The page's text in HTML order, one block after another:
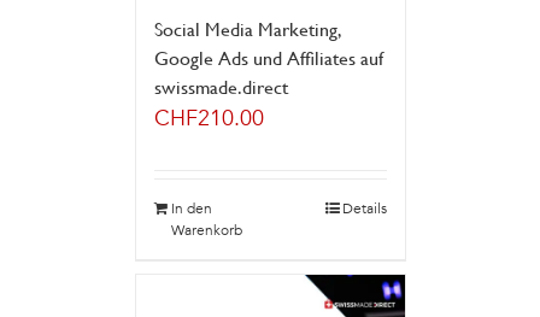
Social Media Marketing,
Google Ads und Affiliates auf
swissmade.direct
CHF210.00
In den
Warenkorb
Details